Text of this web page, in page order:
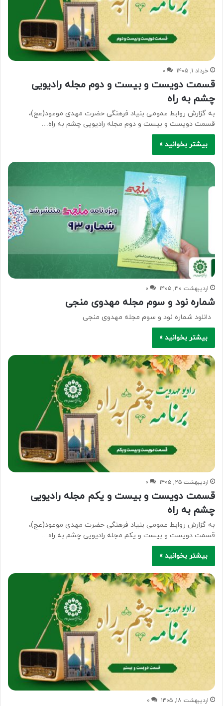
خرداد ۱, ۱۴۰۵ ۰
قسمت دویست و بیست و دوم مجله رادیویی
چشم به راه
به گزارش روابط عمومی بنیاد فرهنگی حضرت مهدی موعود(عج)،
قسمت دویست و بیست و دوم مجله رادیویی چشم به راه…
بیشتر بخوانید »
اردیبهشت ۳۰, ۱۴۰۵ ۰
شماره نود و سوم مجله مهدوی منجی
دانلود شماره نود و سوم مجله مهدوی منجی
بیشتر بخوانید »
اردیبهشت ۲۵, ۱۴۰۵ ۰
قسمت دویست و بیست و یکم مجله رادیویی
چشم به راه
به گزارش روابط عمومی بنیاد فرهنگی حضرت مهدی موعود(عج)،
قسمت دویست و بیست و یکم مجله رادیویی چشم به راه…
بیشتر بخوانید »
اردیبهشت ۱۸, ۱۴۰۵ ۰